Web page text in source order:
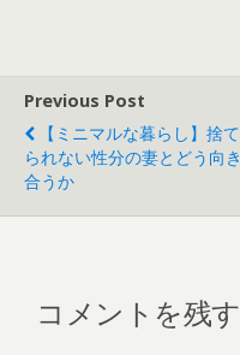
Previous Post
【ミニマルな暮らし】捨て
られない性分の妻とどう向き
合うか
コメントを残す